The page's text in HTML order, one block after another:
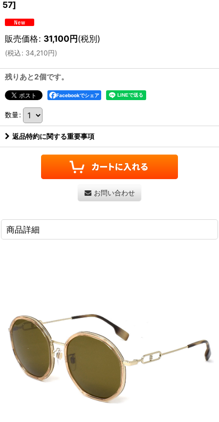
57]
販売価格: 31,100円(税別)
(税込: 34,210円)
残りあと2個です。
Facebookでシェア
数量:
返品特約に関する重要事項
お問い合わせ
商品詳細